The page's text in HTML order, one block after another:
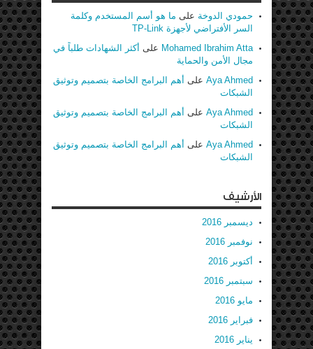
حمودي الدوخة على ما هو أسم المستخدم وكلمة
السر الأفتراضي لأجهزة TP-Link
Mohamed Ibrahim Atta على أكثر الشهادات طلباً في
مجال الأمن والحماية
Aya Ahmed على أهم البرامج الخاصة بتصميم وتوثيق
الشبكات
Aya Ahmed على أهم البرامج الخاصة بتصميم وتوثيق
الشبكات
Aya Ahmed على أهم البرامج الخاصة بتصميم وتوثيق
الشبكات
الأرشيف
ديسمبر 2016
نوفمبر 2016
أكتوبر 2016
سبتمبر 2016
مايو 2016
فبراير 2016
يناير 2016